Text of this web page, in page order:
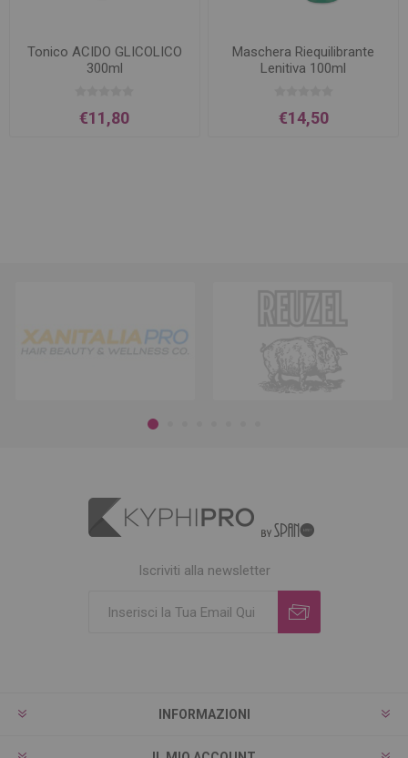
Tonico ACIDO GLICOLICO
300ml
€11,80
Maschera Riequilibrante
Lenitiva 100ml
€14,50
Iscriviti alla newsletter
INFORMAZIONI